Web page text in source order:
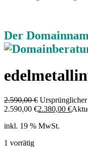
Der
2.590,00€
2.590,00 €2.380,00 €
inkl. 19 % MwSt.
1 vorrätig